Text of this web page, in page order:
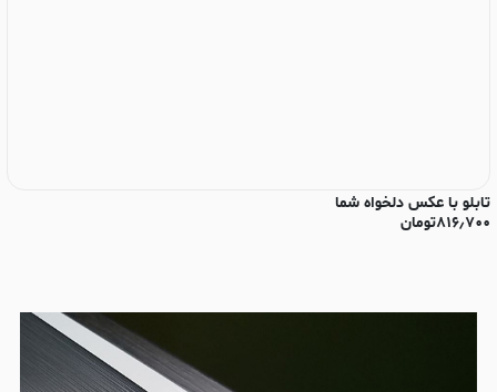
تابلو با عکس دلخواه شما
۸۱۶٫۷۰۰تومان